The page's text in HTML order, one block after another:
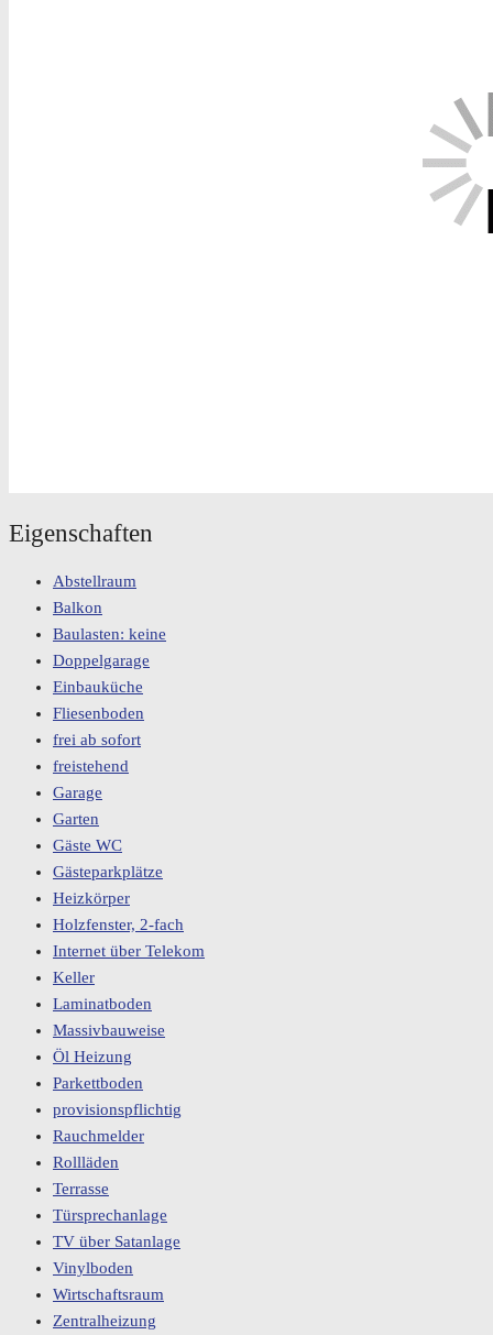
Eigenschaften
Abstellraum
Balkon
Baulasten: keine
Doppelgarage
Einbauküche
Fliesenboden
frei ab sofort
freistehend
Garage
Garten
Gäste WC
Gästeparkplätze
Heizkörper
Holzfenster, 2-fach
Internet über Telekom
Keller
Laminatboden
Massivbauweise
Öl Heizung
Parkettboden
provisionspflichtig
Rauchmelder
Rollläden
Terrasse
Türsprechanlage
TV über Satanlage
Vinylboden
Wirtschaftsraum
Zentralheizung